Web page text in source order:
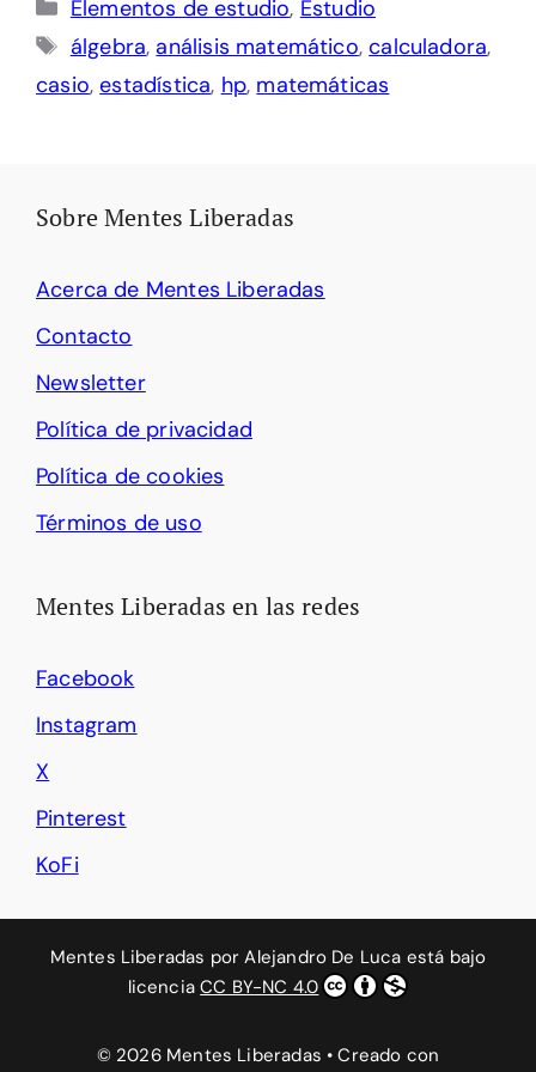
Elementos de estudio, Estudio
Etiquetas
álgebra, análisis matemático,calculadora,
casio,estadística, hp, matemáticas
Sobre Mentes Liberadas
Acerca de Mentes Liberadas
Contacto
Newsletter
Política de privacidad
Política de cookies
Términos de uso
Mentes Liberadas en las redes
Facebook
Instagram
X
Pinterest
KoFi
Mentes Liberadas porAlejandro De Luca está bajo
licenciaCC BY-NC 4.0
© 2026 Mentes Liberadas • Creado con